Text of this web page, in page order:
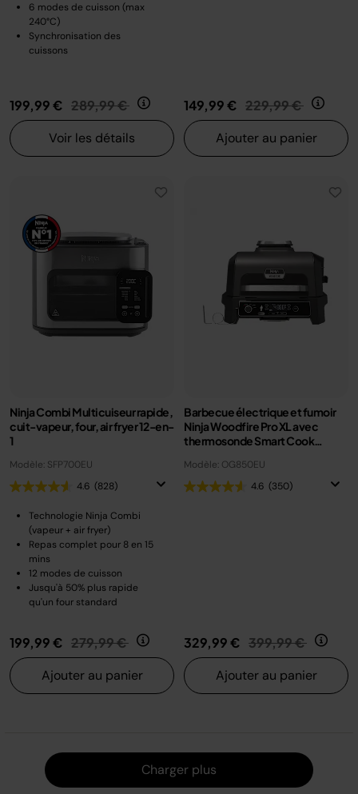
6 modes de cuisson (max
240°C)
Synchronisation des
cuissons
199,99 € Prix réduit de
289,99 € au
Voir les détails
149,99 € Prix réduit de
229,99 € au
Ajouter au panier
Ninja Combi Multicuiseur rapide,
cuit-vapeur, four, air fryer 12-en-
1
Modèle: SFP700EU
4.6 (828)
Technologie Ninja Combi
(vapeur + air fryer)
Repas complet pour 8 en 15
mins
12 modes de cuisson
Jusqu'à 50% plus rapide
qu'un four standard
199,99 € Prix réduit de
279,99 € au
Ajouter au panier
Barbecue électrique et fumoir
Ninja Woodfire Pro XL avec
thermosonde Smart Cook
Modèle: OG850EU
4.6 (350)
329,99 € Prix réduit de
399,99 € au
Ajouter au panier
Charger plus